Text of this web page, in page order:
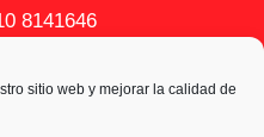
sitio web y mejorar la calidad de
8141646
de Datos